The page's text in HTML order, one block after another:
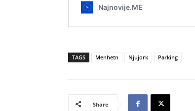
TAGS Menhetn Njujork Parking
Share